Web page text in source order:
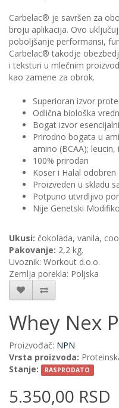
Carbelac® je savršen za
broju aplikacija. Ovo
poboljšanje performansi,
Carbelac® takodje
i teksturi u mlečnim
kao zamene za obrok.
Superioran izvor
Odlična biološka
Bogat izvor
Prirodno bogata u
amino (BCAA); leucin,
100% prirodan
Koser i Halal odobren
Proizveden u skladu
Potpuno utvrdljivo
Nije Genetski
Ukusi: čokolada, vanila,
Pakovanje: 2,2 kg.
Uvoznik: Workout d.o.o.
Zemlja porekla: Poljska
Whey Nex
Proizvođač: NPN
Vrsta proizvoda:
Stanje:
RASPRODATO
5.350,00 RSD